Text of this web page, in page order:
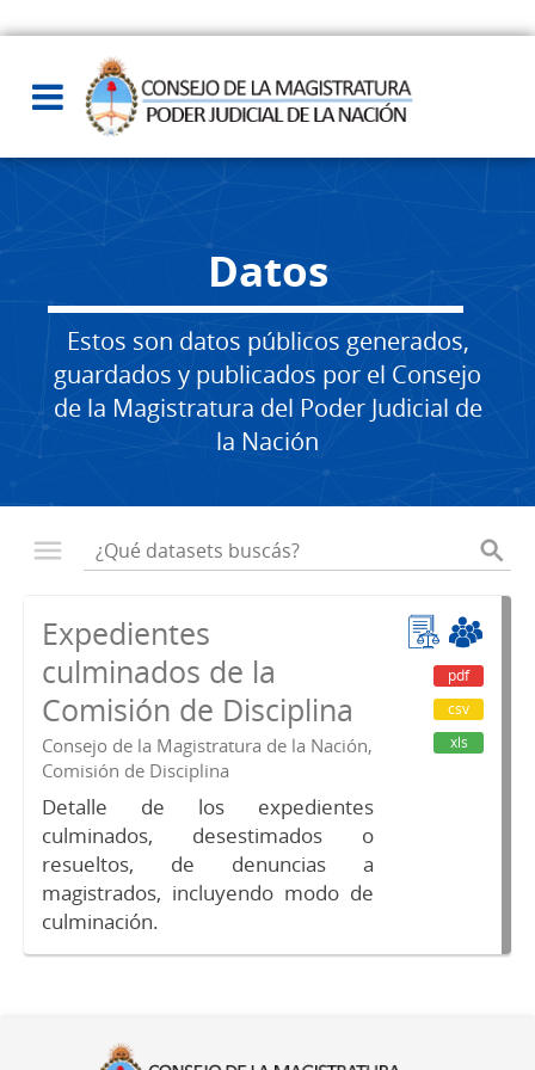
Datos
Estos son datos públicos generados,
guardados y publicados por el Consejo
de la Magistratura del Poder Judicial de
la Nación
Expedientes
culminados de la
Comisión de Disciplina
Consejo de la Magistratura de la Nación,
Comisión de Disciplina
Detalle de los expedientes
culminados, desestimados o
resueltos, de denuncias a
magistrados, incluyendo modo de
culminación.
pdf
csv
xls